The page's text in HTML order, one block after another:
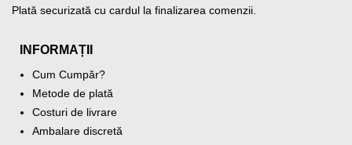
Plată securizată cu cardul la finalizarea comenzii.
INFORMAȚII
Cum Cumpăr?
Metode de plată
Costuri de livrare
Ambalare discretă